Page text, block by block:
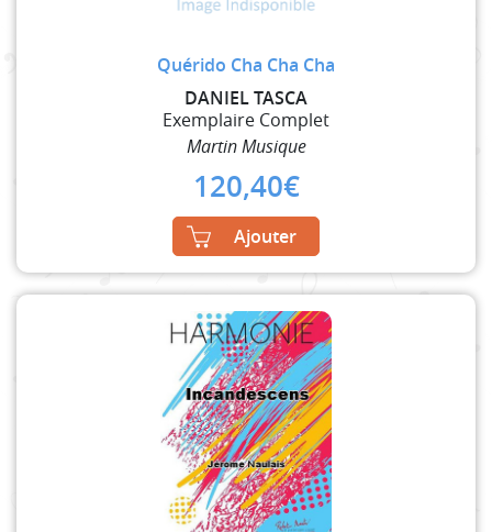
Quérido Cha Cha Cha
DANIEL TASCA
Exemplaire Complet
Martin Musique
120,40€
Ajouter